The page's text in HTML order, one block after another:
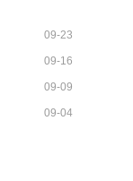
09-23
09-16
09-09
09-04